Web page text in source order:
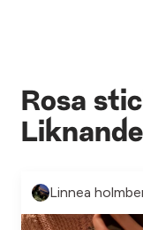
Rosa
Linnea